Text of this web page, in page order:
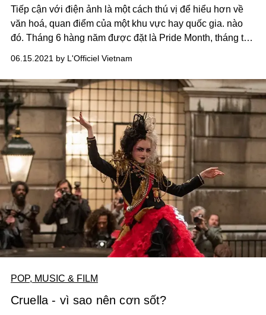
Tiếp cận với điện ảnh là một cách thú vị để hiểu hơn về
văn hoá, quan điểm của một khu vực hay quốc gia. nào
đó. Tháng 6 hàng năm được đặt là Pride Month, tháng tự
dịp đặc biệt này, cùng L'OFFICIEL Vietnam trải nghiệm
những thước phim điện ảnh có cùng chủ đề từ nhiều
quốc gia trên thế giới.
06.15.2021 by L'Officiel Vietnam
POP, MUSIC & FILM
Cruella - vì sao nên cơn sốt?